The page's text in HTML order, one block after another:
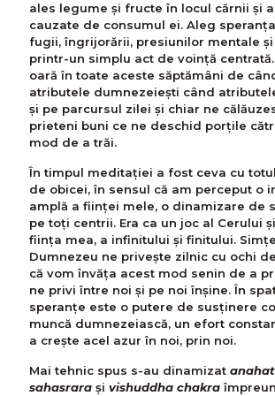
ales legume și fructe în locul cărnii și
cauzate de consumul ei. Aleg
fugii, îngrijorării, presiunilor mentale
printr-un simplu act de voință
oară în toate aceste săptămâni de
atributele dumnezeieşti când
și pe parcursul zilei și chiar ne
prieteni buni ce ne deschid porțile
mod de a trăi.
În timpul meditației a fost ceva cu
de obicei, în sensul că am perceput o
amplă a ființei mele, o dinamizare de
pe toți centrii. Era ca un joc al Cerului
ființa mea, a infinitului și finitului.
Dumnezeu ne privește zilnic cu ochi
că vom învăța acest mod senin de a
ne privi între noi și pe noi înșine. În
speranțe este o putere de susținere
muncă dumnezeiască, un efort
a creşte acel azur în noi, prin noi.
Mai tehnic spus s-au dinamizat
sahasrara și vishuddha chakra